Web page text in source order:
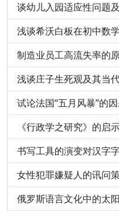
谈幼儿入园适应性问题
浅谈希沃白板在初中数
制造业员工高流失率的
浅谈庄子生死观及其当
试论法国“五月风暴”的
《行政学之研究》的启
书写工具的演变对汉字
女性犯罪嫌疑人的讯问
俄罗斯语言文化中的太